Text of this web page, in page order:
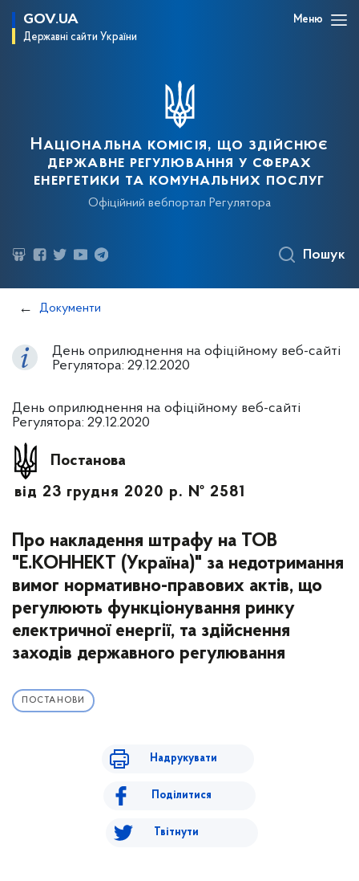
GOV.UA
Державні сайти України
Меню
Національна комісія, що здійснює
державне регулювання у сферах
енергетики та комунальних послуг
Офіційний вебпортал Регулятора
Пошук
Документи
День оприлюднення на офіційному веб-сайті
Регулятора: 29.12.2020
День оприлюднення на офіційному веб-сайті
Регулятора: 29.12.2020
Постанова
від 23 грудня 2020 р. № 2581
Про накладення штрафу на ТОВ
"Е.КОННЕКТ (Україна)" за недотримання
вимог нормативно-правових актів, що
регулюють функціонування ринку
електричної енергії, та здійснення
заходів державного регулювання
ПОСТАНОВИ
Надрукувати
Поділитися
Твітнути